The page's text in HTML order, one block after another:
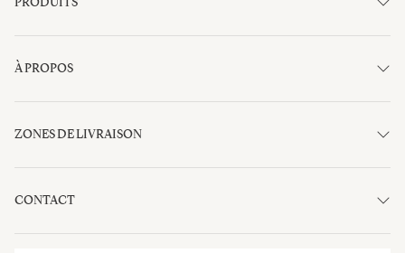
À PROPOS
ZONES DE LIVRAISON
CONTACT